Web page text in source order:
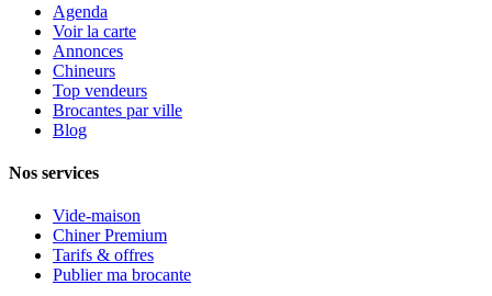
Agenda
Voir la carte
Annonces
Chineurs
Top vendeurs
Brocantes par ville
Blog
Nos services
Vide-maison
Chiner Premium
Tarifs & offres
Publier ma brocante